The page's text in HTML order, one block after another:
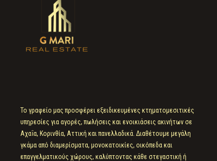
Το γραφείο μας προσφέρει εξειδικευμένες κτηματομεσιτικές
υπηρεσίες για αγορές, πωλήσεις και ενοικιάσεις ακινήτων σε
Αχαΐα, Κορινθία, Αττική και πανελλαδικά. Διαθέτουμε μεγάλη
γκάμα από διαμερίσματα, μονοκατοικίες, οικόπεδα και
επαγγελματικούς χώρους, καλύπτοντας κάθε στεγαστική ή